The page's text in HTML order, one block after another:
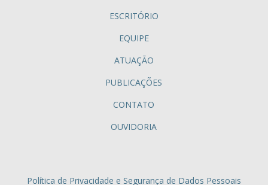
ESCRITÓRIO
EQUIPE
ATUAÇÃO
PUBLICAÇÕES
CONTATO
OUVIDORIA
Política de Privacidade e Segurança de Dados Pessoais